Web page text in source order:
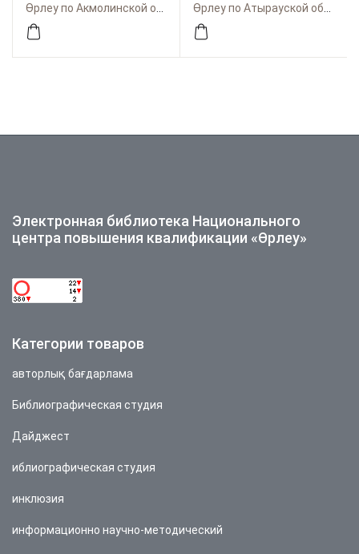
современного
педагога
маңызы» аймақтық
ғылыми-тәжірибелік
конференция жинағы
Электронная библиотека Национального
центра повышения квалификации «Өрлеу»
Категории товаров
авторлық бағдарлама
Библиографическая студия
Дайджест
иблиографическая студия
инклюзия
информационно научно-методический